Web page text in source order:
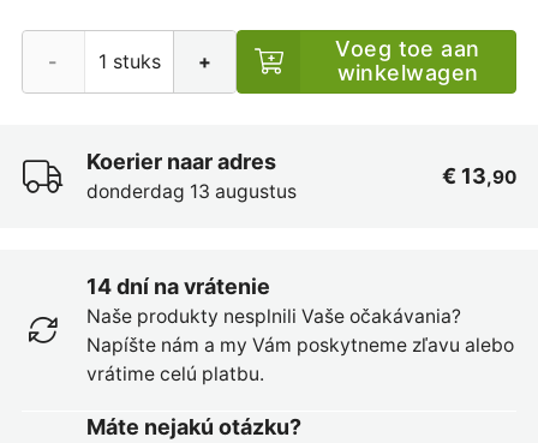
- +
Voeg toe aan
winkelwagen
Koerier naar adres
donderdag 13 augustus
€ 13,90
14 dní na vrátenie
Naše produkty nesplnili Vaše očakávania?
Napíšte nám a my Vám poskytneme zľavu alebo
vrátime celú platbu.
Máte nejakú otázku?